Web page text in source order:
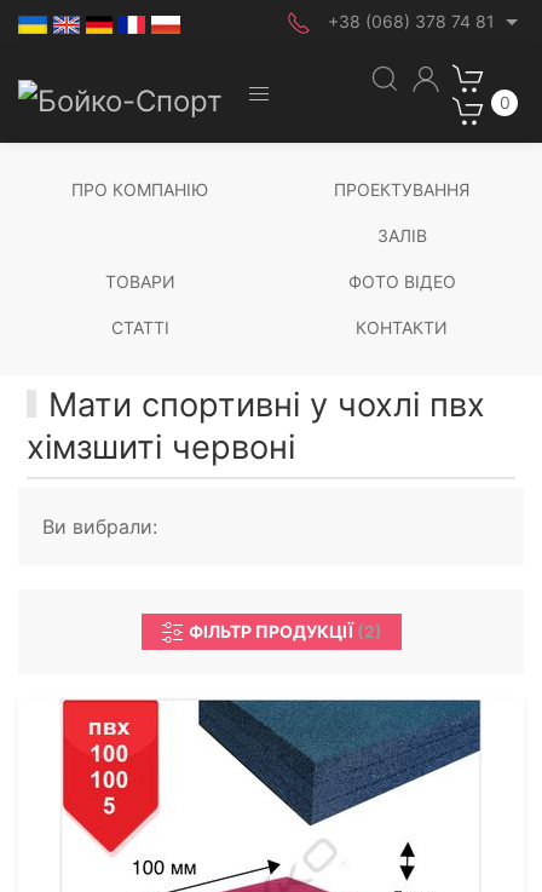
+38 (068) 378 74 81
0
ПРО КОМПАНІЮ ПРОЕКТУВАННЯ
ЗАЛІВ
ТОВАРИ ФОТО ВІДЕО
СТАТТІ КОНТАКТИ
Мати спортивні у чохлі пвх
хімзшиті червоні
Ви вибрали:
ФІЛЬТР ПРОДУКЦІЇ(2)